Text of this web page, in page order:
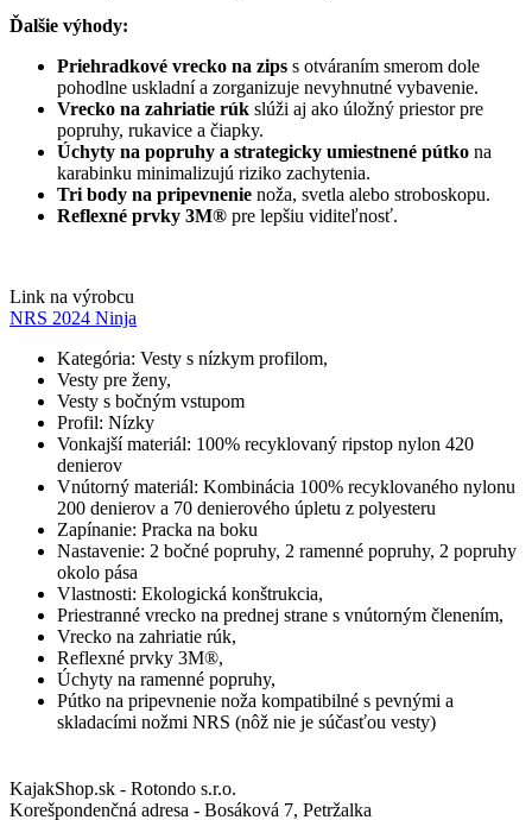
Ďalšie výhody:
Priehradkové vrecko na zips s otváraním smerom dole
pohodlne uskladní a zorganizuje nevyhnutné vybavenie.
Vrecko na zahriatie rúk slúži aj ako úložný priestor pre
popruhy, rukavice a čiapky.
Úchyty na popruhy a strategicky umiestnené pútko na
karabinku minimalizujú riziko zachytenia.
Tri body na pripevnenie noža, svetla alebo stroboskopu.
Reflexné prvky 3M® pre lepšiu viditeľnosť.
Link na výrobcu
NRS 2024 Ninja
Kategória: Vesty s nízkym profilom,
Vesty pre ženy,
Vesty s bočným vstupom
Profil: Nízky
Vonkajší materiál: 100% recyklovaný ripstop nylon 420
denierov
Vnútorný materiál: Kombinácia 100% recyklovaného nylonu
200 denierov a 70 denierového úpletu z polyesteru
Zapínanie: Pracka na boku
Nastavenie: 2 bočné popruhy, 2 ramenné popruhy, 2 popruhy
okolo pása
Vlastnosti: Ekologická konštrukcia,
Priestranné vrecko na prednej strane s vnútorným členením,
Vrecko na zahriatie rúk,
Reflexné prvky 3M®,
Úchyty na ramenné popruhy,
Pútko na pripevnenie noža kompatibilné s pevnými a
skladacími nožmi NRS (nôž nie je súčasťou vesty)
KajakShop.sk - Rotondo s.r.o.
Korešpondenčná adresa - Bosáková 7, Petržalka